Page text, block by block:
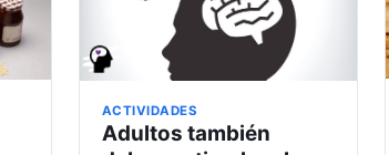
ACTIVIDADES
Adultos también